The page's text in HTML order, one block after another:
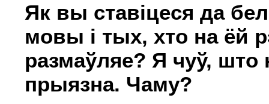
Як вы ставіцеся да
мовы і тых, хто на ёй
размаўляе? Я чуў, што
прыязна. Чаму?